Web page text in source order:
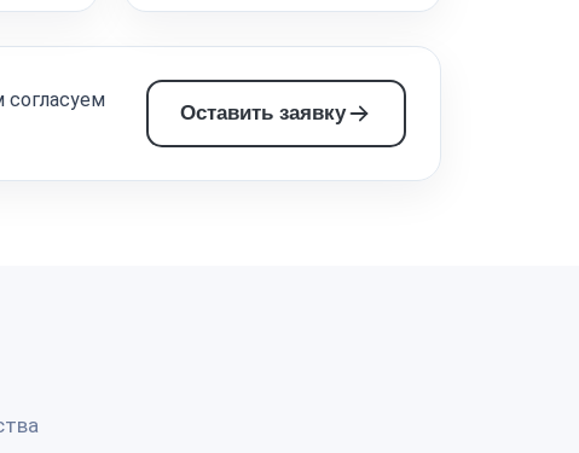
согласуем
Оставить заявку